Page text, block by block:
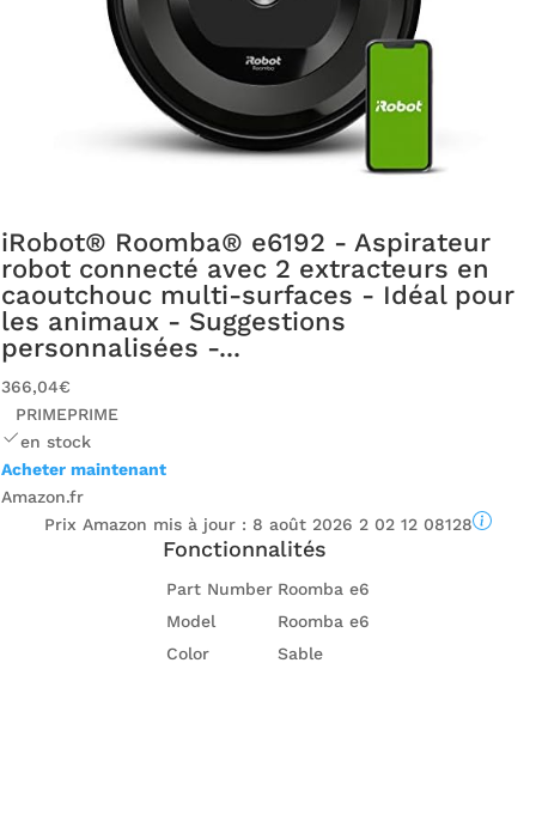
iRobot® Roomba® e6192 - Aspirateur
robot connecté avec 2 extracteurs en
caoutchouc multi-surfaces - Idéal pour
les animaux - Suggestions
personnalisées -...
366,04€
PRIMEPRIME
en stock
Acheter maintenant
Amazon.fr
Prix ​​Amazon mis à jour : 8 août 2026 2 02 12 08128
Fonctionnalités
Part Number Roomba e6
Model
Roomba e6
Color
Sable